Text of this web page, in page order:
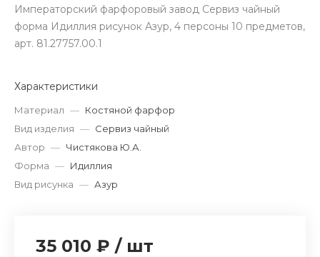
Императорский фарфоровый завод Сервиз чайный
форма Идиллия рисунок Азур, 4 персоны 10 предметов,
арт. 81.27757.00.1
Характеристики
Материал — Костяной фарфор
Вид изделия — Сервиз чайный
Автор — Чистякова Ю.А.
Форма — Идиллия
Вид рисунка — Азур
35 010 ₽ / шт